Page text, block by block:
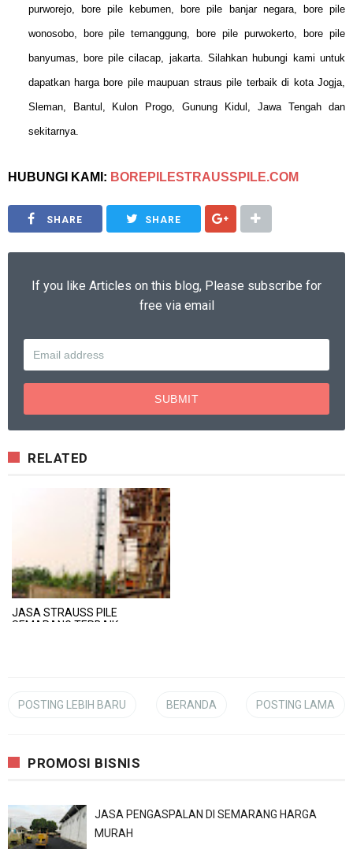
purworejo, bore pile kebumen, bore pile banjar negara, bore pile
wonosobo, bore pile temanggung, bore pile purwokerto, bore pile
banyumas, bore pile cilacap, jakarta. Silahkan hubungi kami untuk
dapatkan harga bore pile maupuan straus pile terbaik di kota Jogja,
Sleman, Bantul, Kulon Progo, Gunung Kidul, Jawa Tengah dan
sekitarnya.
HUBUNGI KAMI: BOREPILESTRAUSSPILE.COM
SHARE SHARE
If you like Articles on this blog, Please subscribe for
free via email
RELATED
JASA STRAUSS PILE
SEMARANG TERBAIK
POSTING LEBIH BARU POSTING LAMA
BERANDA
PROMOSI BISNIS
JASA PENGASPALAN DI SEMARANG HARGA
MURAH